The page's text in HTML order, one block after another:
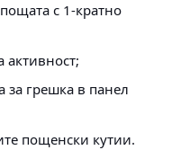
с 1-кратно
активност;
за грешка в панел
пощенски кутии.